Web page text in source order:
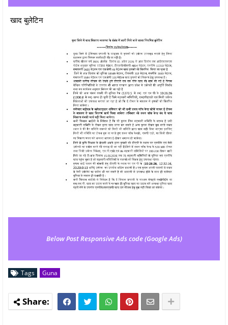
खाद बुलेटिन
Below Post Responsive Ads code (Google Ads)
Tags Guna